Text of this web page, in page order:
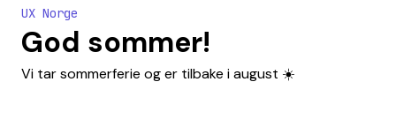
UX Norge
God sommer!
Vi tar sommerferie og er tilbake i august ☀️